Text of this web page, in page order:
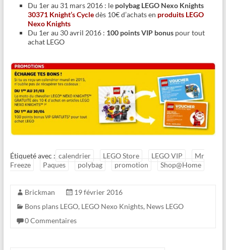
Du 1er au 31 mars 2016 : le polybag LEGO Nexo Knights
30371 Knight’s Cycledès 10€ d’achats en produits LEGO
Nexo Knights
Du 1er au 30 avril 2016 : 100 points VIP bonuspour tout
achat LEGO
Étiqueté avec : calendrier LEGO Store LEGO VIP
Mr
Freeze
Paques polybag promotion Shop@Home
Brickman
19 février 2016
Bons plans LEGO, LEGO Nexo Knights, News LEGO
0 Commentaires